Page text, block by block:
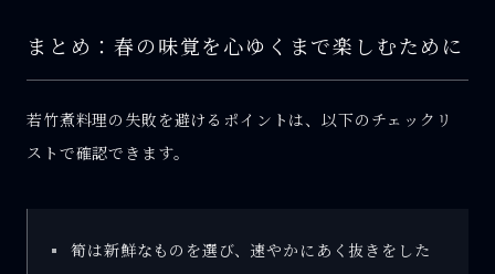
まとめ：春の味覚を心ゆくまで楽しむために
若竹煮料理の失敗を避けるポイントは、以下のチェックリ
ストで確認できます。
筍は新鮮なものを選び、速やかにあく抜きをした